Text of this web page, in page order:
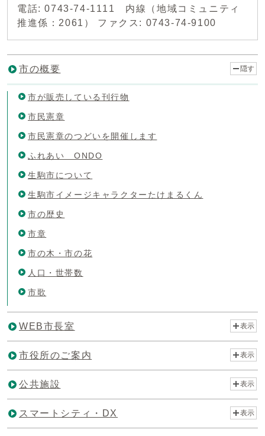
電話: 0743-74-1111 内線（地域コミュニティ
推進係：2061） ファクス: 0743-74-9100
市の概要 隠す
市が販売している刊行物
市民憲章
市民憲章のつどいを開催します
ふれあい ONDO
生駒市について
生駒市イメージキャラクターたけまるくん
市の歴史
市章
市の木・市の花
人口・世帯数
市歌
WEB市長室 表示
市役所のご案内 表示
公共施設 表示
スマートシティ・DX 表示